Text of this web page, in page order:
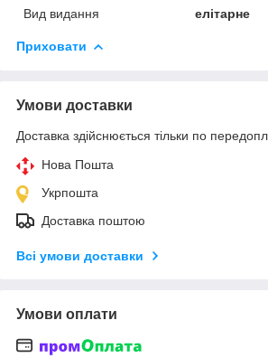
Вид видання
елітарне
Приховати
Умови доставки
Доставка здійснюється тільки по
Нова Пошта
Укрпошта
Доставка поштою
Всі умови доставки
Умови оплати